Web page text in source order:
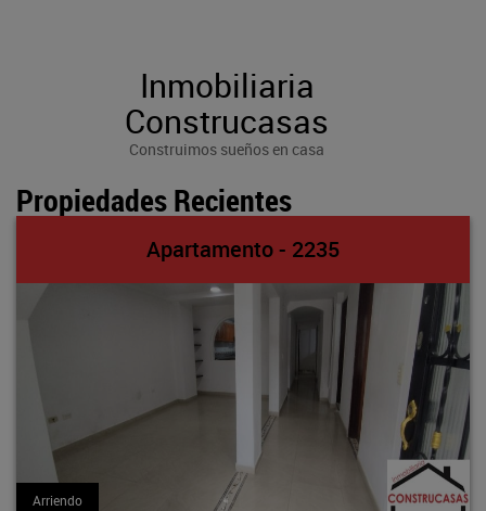
Inmobiliaria
Construcasas
Construimos sueños en casa
Propiedades Recientes
Apartamento - 2235